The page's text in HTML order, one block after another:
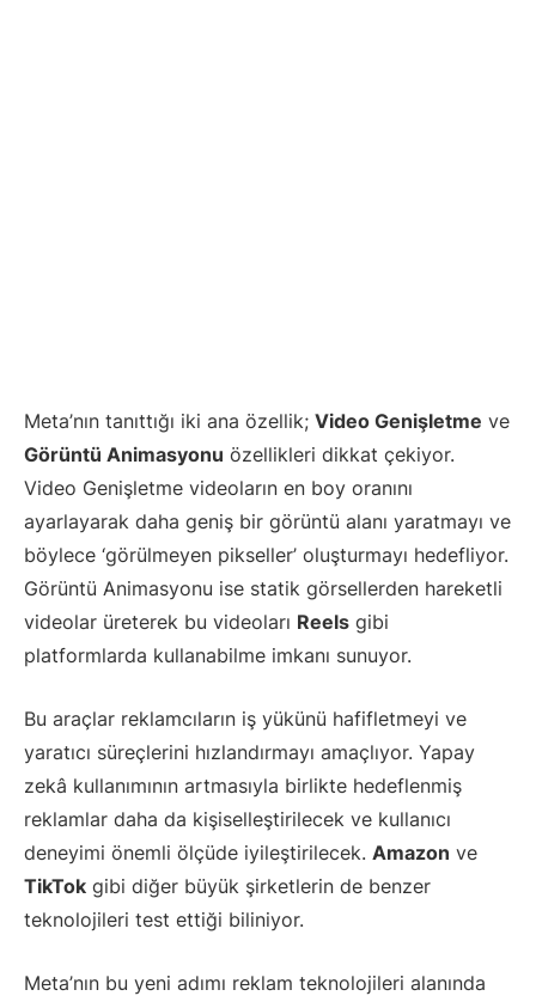
Meta’nın tanıttığı iki ana özellik; Video Genişletme ve
Görüntü Animasyonu özellikleri dikkat çekiyor.
Video Genişletme videoların en boy oranını
ayarlayarak daha geniş bir görüntü alanı yaratmayı ve
böylece ‘görülmeyen pikseller’ oluşturmayı hedefliyor.
Görüntü Animasyonu ise statik görsellerden hareketli
videolar üreterek bu videoları Reels gibi
platformlarda kullanabilme imkanı sunuyor.
Bu araçlar reklamcıların iş yükünü hafifletmeyi ve
yaratıcı süreçlerini hızlandırmayı amaçlıyor. Yapay
zekâ kullanımının artmasıyla birlikte hedeflenmiş
reklamlar daha da kişiselleştirilecek ve kullanıcı
deneyimi önemli ölçüde iyileştirilecek. Amazon ve
TikTok gibi diğer büyük şirketlerin de benzer
teknolojileri test ettiği biliniyor.
Meta’nın bu yeni adımı reklam teknolojileri alanında